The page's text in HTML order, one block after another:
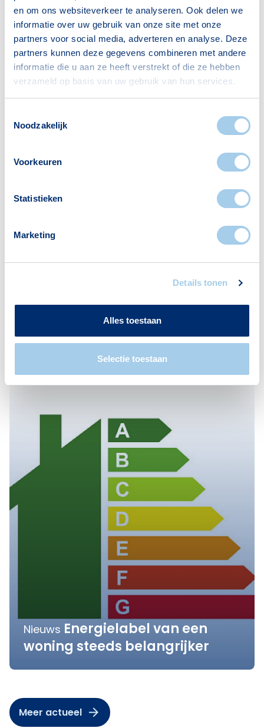
en om ons websiteverkeer te analyseren. Ook delen we
informatie over uw gebruik van onze site met onze
partners voor social media, adverteren en analyse. Deze
partners kunnen deze gegevens combineren met andere
informatie die u aan ze heeft verstrekt of die ze hebben
verzameld op basis van uw gebruik van hun services.
Noodzakelijk
Voorkeuren
Statistieken
Marketing
Details tonen
Alles toestaan
Selectie toestaan
subsidieaanvraag
De hypotheekadviseurs van Hypotheek Visie
zijn niet alleen jouw klankbord als het om het
afsluiten van een hypotheek gaat, maar ook
bij andere financiële zaken, die nauw
financiële rechterhand nu en in de toekomst,
en maken de materie graag begrijpelijk voor
op moet letten.
verbouwing, maar kom je er niet uit?
Maak een
Meer actueel
Nieuws Energielabel van een
woning steeds belangrijker
Meer actueel